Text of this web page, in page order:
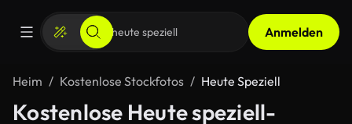
Anmelden
Heim Kostenlose Stockfotos Heute Speziell
Kostenlose Heute speziell-